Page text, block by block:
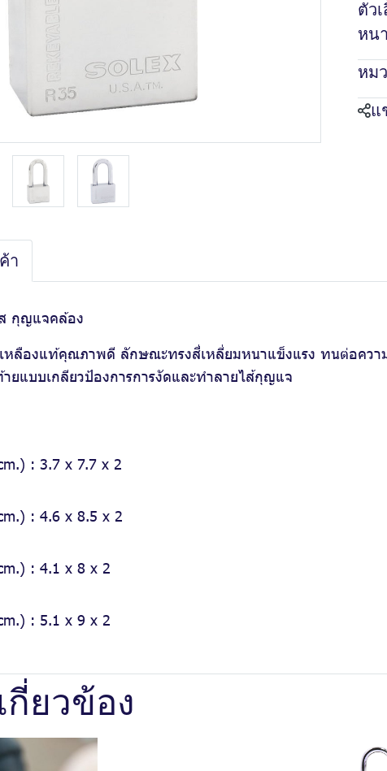
ตัว
หน
หม
แ
า
ส กุญแจคล้อง
หลืองแท้คุณภาพดี ลักษณะทรงสี่เหลี่ยมหนาแข็งแรง ทนต่อคว
ยแบบเกลียวป้องการการงัดและทำลายไส้กุญแจ
: 3.7 x 7.7 x 2
: 4.6 x 8.5 x 2
: 4.1 x 8 x 2
: 5.1 x 9 x 2
ยวข้อง